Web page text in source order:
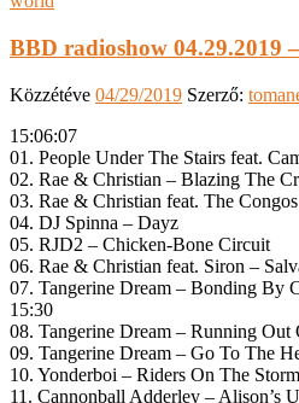
BBD radioshow 04.29.2019
Közzétéve 04/29/2019 Szerző:
15:06:07
01. People Under The Stairs feat.
02. Rae & Christian – Blazing The
03. Rae & Christian feat. The
04. DJ Spinna – Dayz
05. RJD2 – Chicken-Bone Circuit
06. Rae & Christian feat. Siron –
07. Tangerine Dream – Bonding By
15:30
08. Tangerine Dream – Running Out
09. Tangerine Dream – Go To The
10. Yonderboi – Riders On The
11. Cannonball Adderley – Alison’s